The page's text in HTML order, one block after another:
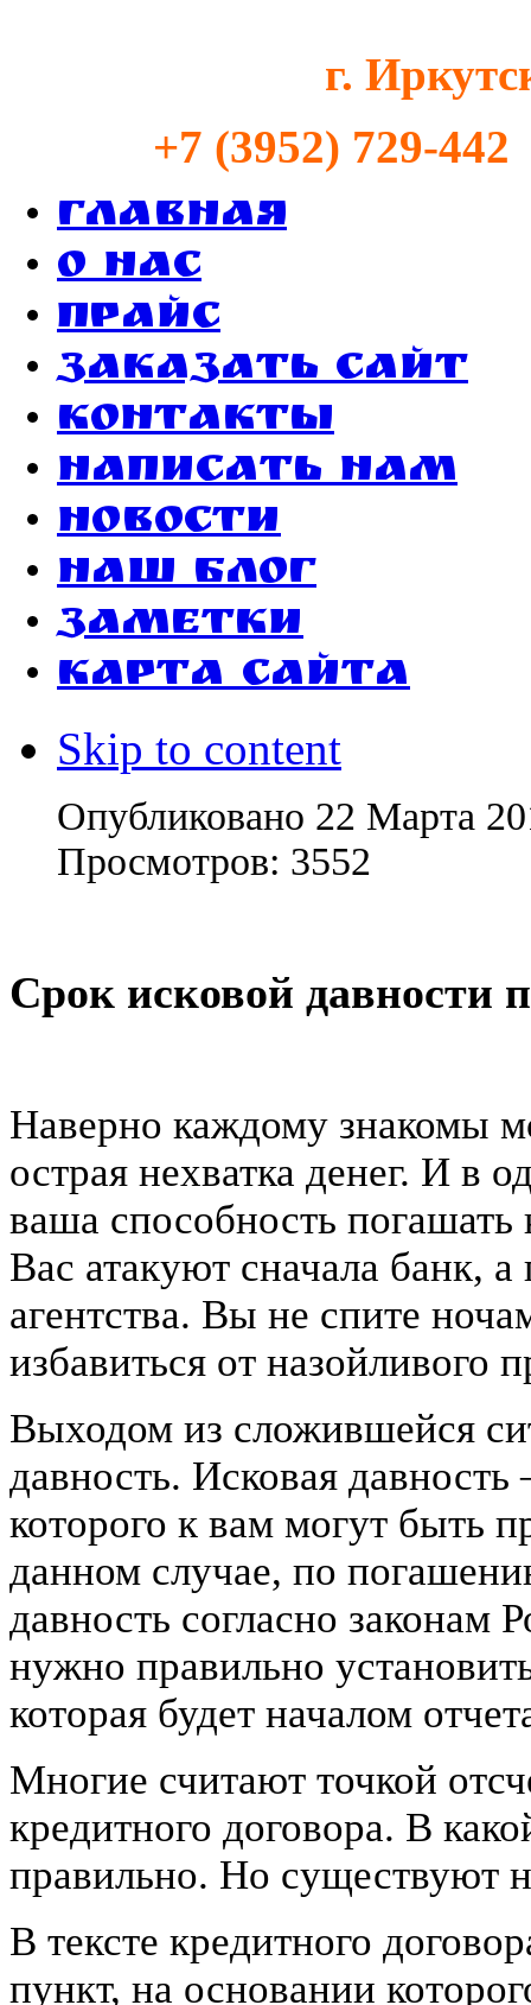
г.
+7 (3952) 729-442
Главная
О нас
Прайс
Заказать сайт
Контакты
Написать нам
Новости
Наш блог
Заметки
Карта сайта
Skip to content
Опубликовано 22 Марта
Просмотров: 3552
Срок исковой давности
Наверно каждому знакомы
острая нехватка денег. И в
ваша способность погашать
Вас атакуют сначала банк, а
агентства. Вы не спите
избавиться от назойливого
Выходом из сложившейся
давность. Исковая
которого к вам могут быть
данном случае, по
давность согласно законам
нужно правильно
которая будет началом
Многие считают точкой
кредитного договора. В
правильно. Но существуют
В тексте кредитного
пункт, на основании